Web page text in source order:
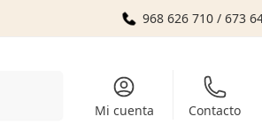
968 626 710 / 673
Mi cuenta Contacto